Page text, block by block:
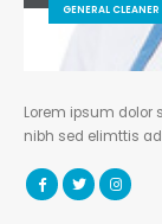
GENERAL CLEANER
Lorem ipsum dolor
nibh sed elimttis